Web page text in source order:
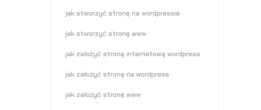
jak stworzyć stronę na wordpressie
jak stworzyć stronę www
jak założyć stronę internetową wordpress
jak założyć stronę na wordpress
jak założyć stronę www